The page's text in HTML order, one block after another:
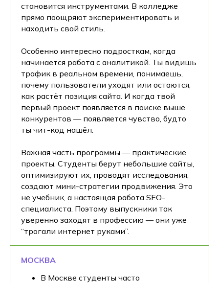
становится инструментами. В колледже
прямо поощряют экспериментировать и
находить свой стиль.
Особенно интересно подросткам, когда
начинается работа с аналитикой. Ты видишь
трафик в реальном времени, понимаешь,
почему пользователи уходят или остаются,
как растёт позиция сайта. И когда твой
первый проект появляется в поиске выше
конкурентов — появляется чувство, будто
ты чит-код нашёл.
Важная часть программы — практические
проекты. Студенты берут небольшие сайты,
оптимизируют их, проводят исследования,
создают мини-стратегии продвижения. Это
не учебник, а настоящая работа SEO-
специалиста. Поэтому выпускники так
уверенно заходят в профессию — они уже
“трогали интернет руками”.
МОСКВА
В Москве студенты часто